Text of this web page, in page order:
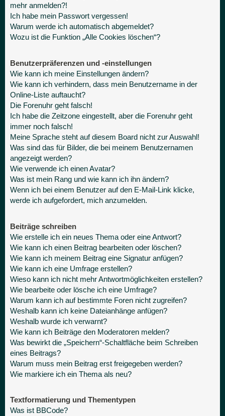
mehr anmelden?!
Ich habe mein Passwort vergessen!
Warum werde ich automatisch abgemeldet?
Wozu ist die Funktion „Alle Cookies löschen“?
Benutzerpräferenzen und -einstellungen
Wie kann ich meine Einstellungen ändern?
Wie kann ich verhindern, dass mein Benutzername in der
Online-Liste auftaucht?
Die Forenuhr geht falsch!
Ich habe die Zeitzone eingestellt, aber die Forenuhr geht
immer noch falsch!
Meine Sprache steht auf diesem Board nicht zur Auswahl!
Was sind das für Bilder, die bei meinem Benutzernamen
angezeigt werden?
Wie verwende ich einen Avatar?
Was ist mein Rang und wie kann ich ihn ändern?
Wenn ich bei einem Benutzer auf den E-Mail-Link klicke,
werde ich aufgefordert, mich anzumelden.
Beiträge schreiben
Wie erstelle ich ein neues Thema oder eine Antwort?
Wie kann ich einen Beitrag bearbeiten oder löschen?
Wie kann ich meinem Beitrag eine Signatur anfügen?
Wie kann ich eine Umfrage erstellen?
Wieso kann ich nicht mehr Antwortmöglichkeiten erstellen?
Wie bearbeite oder lösche ich eine Umfrage?
Warum kann ich auf bestimmte Foren nicht zugreifen?
Weshalb kann ich keine Dateianhänge anfügen?
Weshalb wurde ich verwarnt?
Wie kann ich Beiträge den Moderatoren melden?
Was bewirkt die „Speichern“-Schaltfläche beim Schreiben
eines Beitrags?
Warum muss mein Beitrag erst freigegeben werden?
Wie markiere ich ein Thema als neu?
Textformatierung und Thementypen
Was ist BBCode?